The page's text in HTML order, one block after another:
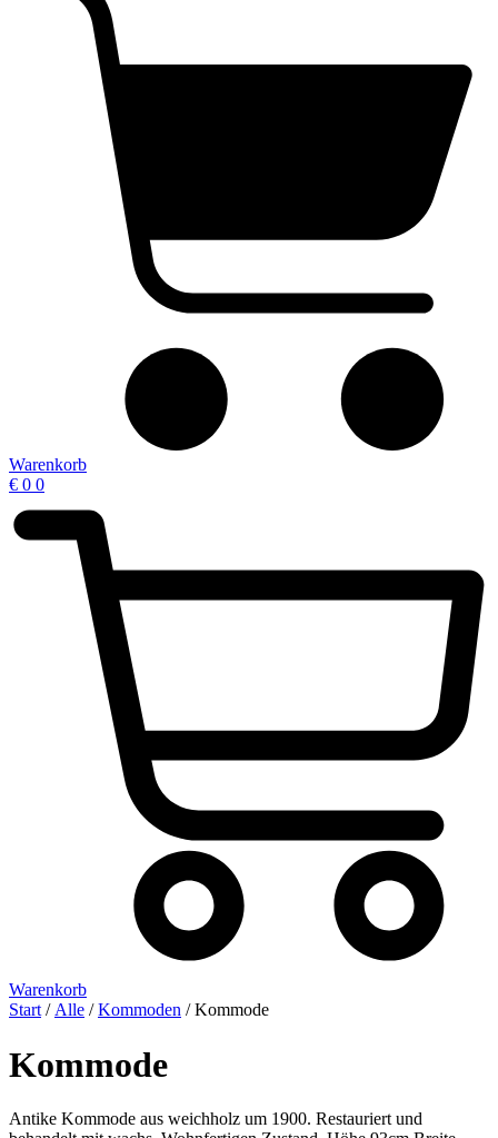
Warenkorb
€ 0 0
Warenkorb
Start / Alle /Kommoden / Kommode
Kommode
Antike Kommode aus weichholz um 1900. Restauriert und